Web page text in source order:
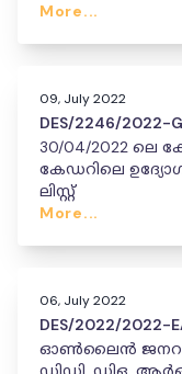
More...
09, July 2022
DES/2246/2022-
30/04/2022
കേഡറിലെ
ലിസ്റ്റ്
More...
06, July 2022
DES/2022/2022-
ഓൺലൈൻ ജനറൽ